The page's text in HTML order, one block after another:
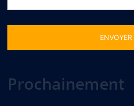
Prochainement